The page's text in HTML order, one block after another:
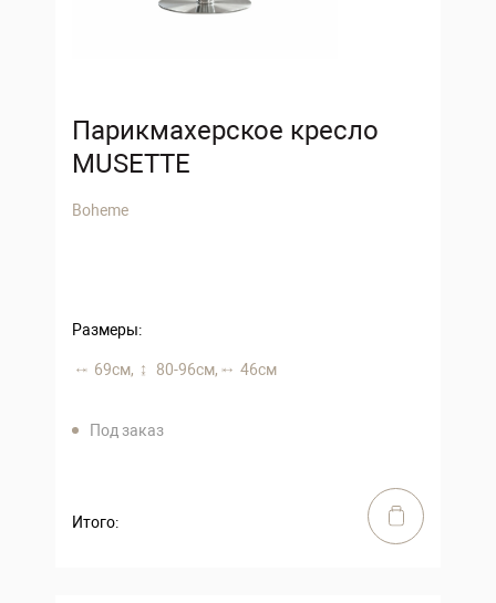
Парикмахерское кресло
MUSETTE
Boheme
Размеры:
69 см, 80-96 см, 46 см
Под заказ
Итого: